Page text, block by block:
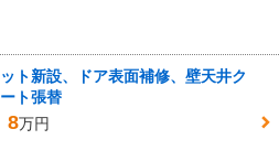
ト新設、ドア表面補修、壁天井ク
ト張替
8万円